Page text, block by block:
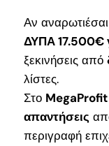
Αν αναρωτιέσαι
ΔΥΠΑ 17.500€
ξεκινήσεις από
λίστες.
Στο MegaProfit
απαντήσεις
περιγραφή